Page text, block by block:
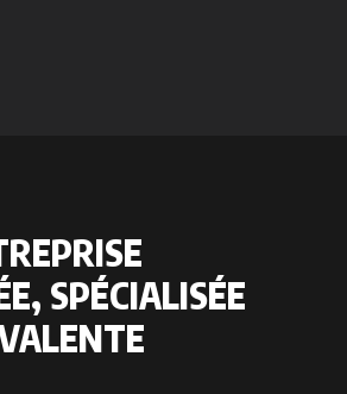
SPÉCIALISÉE